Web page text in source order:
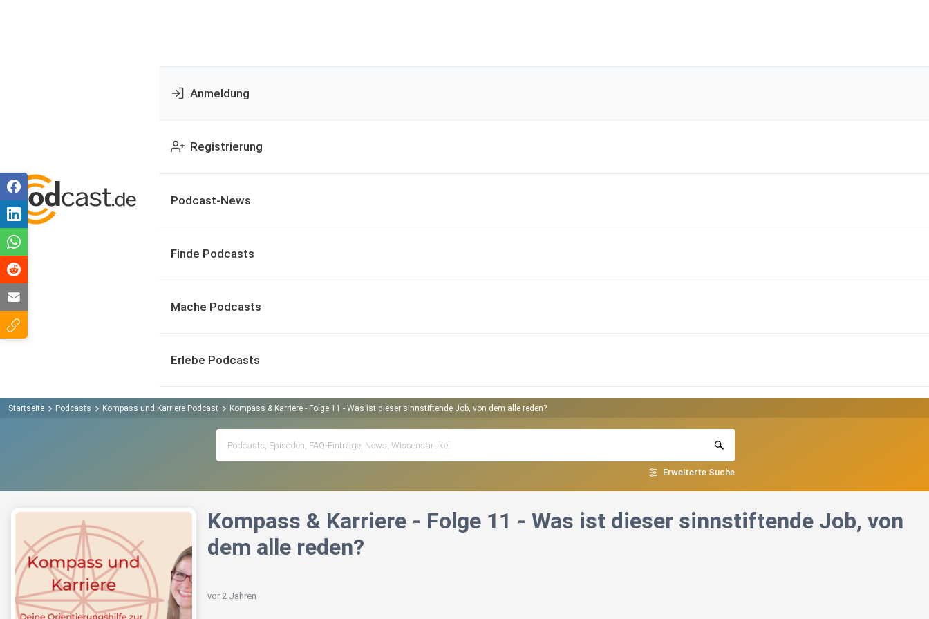
Anmeldung
Registrierung
Podcast-News
Finde Podcasts
Mache Podcasts
Erlebe Podcasts
Startseite Podcasts Kompass und Karriere Podcast Kompass & Karriere - Folge 11 - Was ist dieser sinnstiftende Job, von dem alle reden?
Erweiterte Suche
Kompass & Karriere - Folge 11 - Was ist dieser sinnstiftende Job, von
dem alle reden?
vor 2 Jahren